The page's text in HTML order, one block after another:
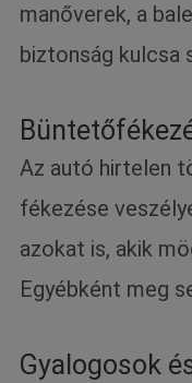
manőverek, a
biztonság kulcsa
Az autó hirtelen
fékezése
azokat is, akik
Egyébként meg
Gyalogosok